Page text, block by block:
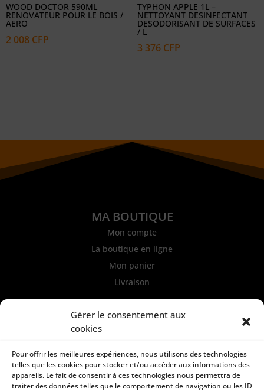
Gérer le consentement aux
cookies
Pour offrir les meilleures expériences, nous utilisons des technologies
telles que les cookies pour stocker et/ou accéder aux informations des
appareils. Le fait de consentir à ces technologies nous permettra de
traiter des données telles que le comportement de navigation ou les ID
WOOD DOCTOR 590ML
RENOVATEUR POUR LE BOIS /
AERO
2 008 CFP
TYPHON APPLE 1L –
NETTOYANT DESINFECTANT
DESODORISANT DE SURFACES
/ L
3 376 CFP
MA BOUTIQUE
Mon compte
La boutique en ligne
Mon panier
Livraison
INFORMATIONS
Mentions légales et CGU
Conditions générales de ventes
Paiement sécurisé